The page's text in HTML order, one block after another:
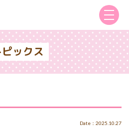
ピックス
Date：2025.10.27